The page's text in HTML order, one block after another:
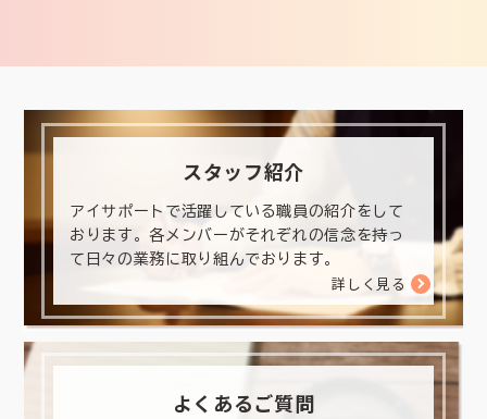
スタッフ紹介
アイサポートで活躍している職員の紹介をして
おります。各メンバーがそれぞれの信念を持っ
て日々の業務に取り組んでおります。
詳しく見る
よくあるご質問